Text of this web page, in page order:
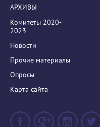
АРХИВЫ
Комитеты 2020-
2023
Новости
Прочие материалы
Опросы
Карта сайта